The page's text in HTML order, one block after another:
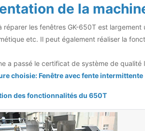
de la
réparer les fenêtres GK-650T est
etc. Il peut également réaliser la
a passé le certificat de système de
choisie: Fenêtre avec fente intermittente
des fonctionnalités du 650T